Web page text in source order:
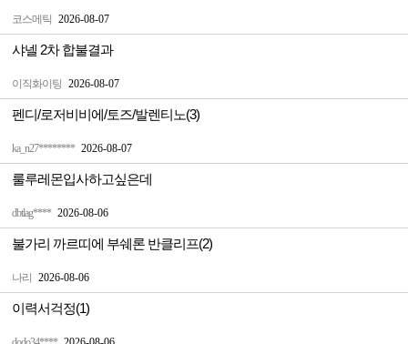
코스메틱 2026-08-07
이직화이팅 2026-08-07
샤넬 2차 합불결과
ka_n27******** 2026-08-07
펜디/로저비비에/토즈/발렌티노(3)
dbtlag**** 2026-08-06
룰루레몬입사하고싶은데
나리 2026-08-06
불가리 까르띠에 부쉐론 반클리프(2)
이력서걱정(1)